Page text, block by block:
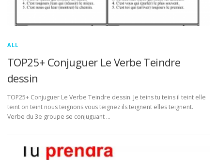
ALL
TOP25+ Conjuguer Le Verbe Teindre
dessin
TOP25+ Conjuguer Le Verbe Teindre dessin. Je teins tu teins il teint elle
teint on teint nous teignons vous teignez ils teignent elles teignent.
Verbe du 3e groupe se conjuguant …